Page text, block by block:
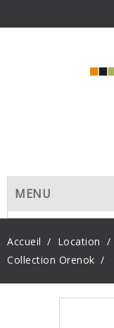
MENU
Accueil Location
Collection Orenok